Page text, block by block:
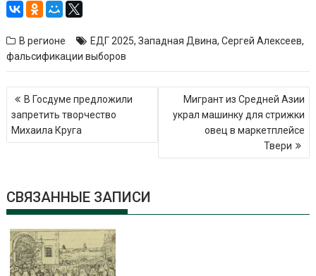
В регионе ЕДГ 2025,Западная Двина,Сергей Алексеев,
фальсификации выборов
Навигация
по
записям
В Госдуме предложили
запретить творчество
Михаила Круга
Мигрант из Средней Азии
украл машинку для стрижки
овец в маркетплейсе
Твери
СВЯЗАННЫЕ ЗАПИСИ